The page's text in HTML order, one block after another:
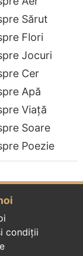
Sărut
Flori
Jocuri
Cer
Apă
Viață
Soare
Poezie
condiții